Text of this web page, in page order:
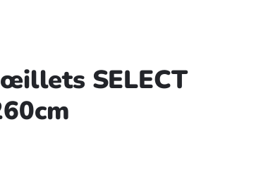
SELECT